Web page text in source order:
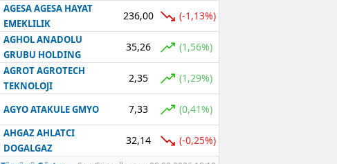
AGESA AGESA HAYAT
EMEKLILIK
236,00 (-1,13%)
AGHOL ANADOLU
GRUBU HOLDING
35,26 (1,56%)
AGROT AGROTECH
TEKNOLOJI
2,35 (1,29%)
AGYO ATAKULE GMYO 7,33 (0,41%)
AHGAZ AHLATCI
DOGALGAZ
32,14 (-0,25%)